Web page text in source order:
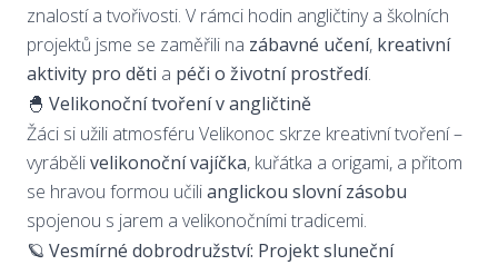
znalostí a tvořivosti. V rámci hodin angličtiny a školních
projektů jsme se zaměřili na zábavné učení, kreativní
aktivity pro děti a péči o životní prostředí.
🐣 Velikonoční tvoření v angličtině
Žáci si užili atmosféru Velikonoc skrze kreativní tvoření –
vyrábělivelikonoční vajíčka, kuřátka a origami, a přitom
se hravou formou učilianglickou slovní zásobu
spojenou s jarem a velikonočními tradicemi.
🪐 Vesmírné dobrodružství: Projekt sluneční